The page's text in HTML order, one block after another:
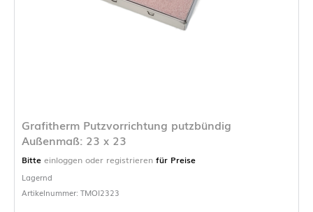
Grafitherm Putzvorrichtung putzbündig
Außenmaß: 23 x 23
Bitte einloggen oder registrieren für Preise
Lagernd
Artikelnummer: TMOI2323